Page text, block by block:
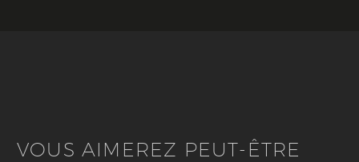
VOUS AIMEREZ PEUT-ÊTRE